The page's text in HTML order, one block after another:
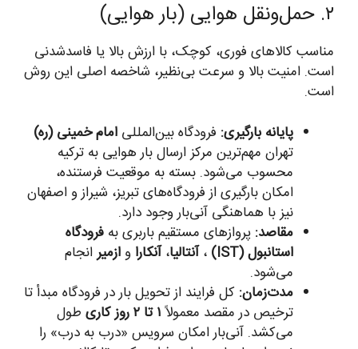
۲. حمل‌ونقل هوایی (بار هوایی)
مناسب کالاهای فوری، کوچک، با ارزش بالا یا فاسدشدنی
است. امنیت بالا و سرعت بی‌نظیر، شاخصه اصلی این روش
است.
پایانه بارگیری: فرودگاه بین‌المللی امام خمینی (ره)
تهران مهم‌ترین مرکز ارسال بار هوایی به ترکیه
محسوب می‌شود. بسته به موقعیت فرستنده،
امکان بارگیری از فرودگاه‌های تبریز، شیراز و اصفهان
نیز با هماهنگی آنی‌بار وجود دارد.
مقاصد: پروازهای مستقیم باربری به فرودگاه
استانبول (IST)
،آنتالیا،آنکارا وازمیرانجام
می‌شود.
مدت‌زمان: کل فرایند از تحویل بار در فرودگاه مبدأ تا
ترخیص در مقصد معمولاً۱ تا ۲ روز کاری
طول
می‌کشد. آنی‌بار امکان سرویس «درب به درب» را